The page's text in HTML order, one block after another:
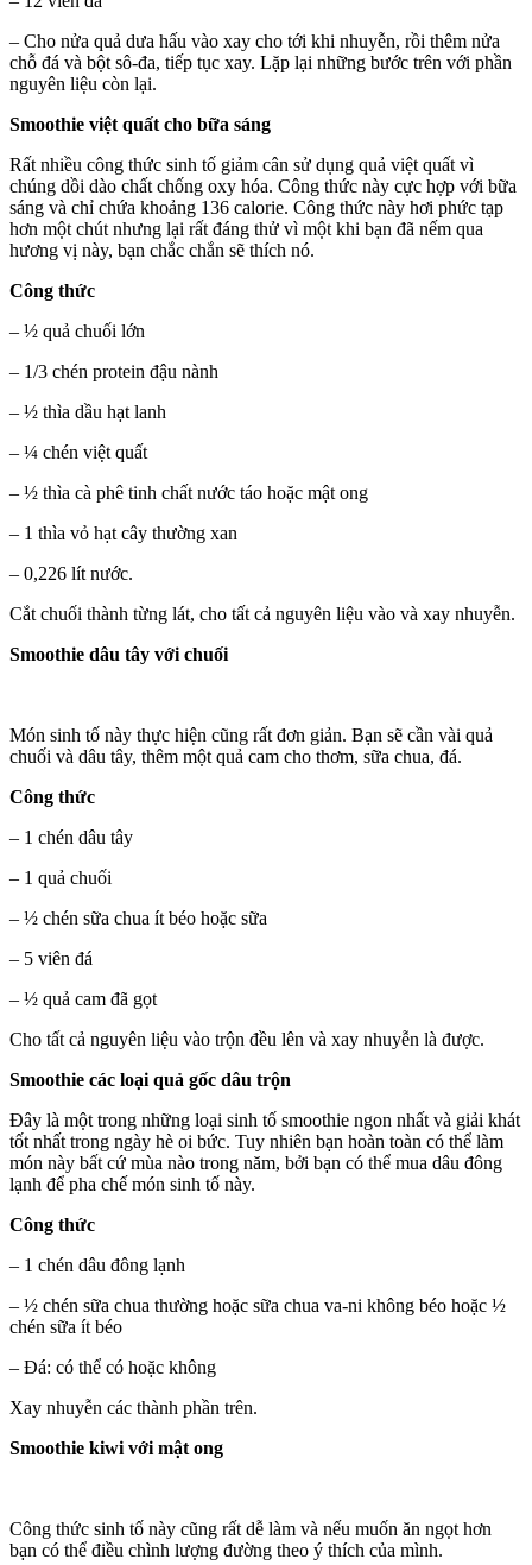
– Cho nửa quả dưa hấu vào xay cho tới khi nhuyễn, rồi thêm nửa
chỗ đá và bột sô-đa, tiếp tục xay. Lặp lại những bước trên với phần
nguyên liệu còn lại.
Smoothie việt quất cho bữa sáng
Rất nhiều công thức sinh tố giảm cân sử dụng quả việt quất vì
chúng dồi dào chất chống oxy hóa. Công thức này cực hợp với bữa
sáng và chỉ chứa khoảng 136 calorie. Công thức này hơi phức tạp
hơn một chút nhưng lại rất đáng thử vì một khi bạn đã nếm qua
hương vị này, bạn chắc chắn sẽ thích nó.
Công thức
– ½ quả chuối lớn
– 1/3 chén protein đậu nành
– ½ thìa dầu hạt lanh
– ¼ chén việt quất
– ½ thìa cà phê tinh chất nước táo hoặc mật ong
– 1 thìa vỏ hạt cây thường xan
– 0,226 lít nước.
Cắt chuối thành từng lát, cho tất cả nguyên liệu vào và xay nhuyễn.
Smoothie dâu tây với chuối
Món sinh tố này thực hiện cũng rất đơn giản. Bạn sẽ cần vài quả
chuối và dâu tây, thêm một quả cam cho thơm, sữa chua, đá.
Công thức
– 1 chén dâu tây
– 1 quả chuối
– ½ chén sữa chua ít béo hoặc sữa
– 5 viên đá
– ½ quả cam đã gọt
Cho tất cả nguyên liệu vào trộn đều lên và xay nhuyễn là được.
Smoothie các loại quả gốc dâu trộn
Đây là một trong những loại sinh tố smoothie ngon nhất và giải khát
tốt nhất trong ngày hè oi bức. Tuy nhiên bạn hoàn toàn có thể làm
món này bất cứ mùa nào trong năm, bởi bạn có thể mua dâu đông
lạnh để pha chế món sinh tố này.
Công thức
– 1 chén dâu đông lạnh
– ½ chén sữa chua thường hoặc sữa chua va-ni không béo hoặc ½
chén sữa ít béo
– Đá: có thể có hoặc không
Xay nhuyễn các thành phần trên.
Smoothie kiwi với mật ong
Công thức sinh tố này cũng rất dễ làm và nếu muốn ăn ngọt hơn
bạn có thể điều chình lượng đường theo ý thích của mình.